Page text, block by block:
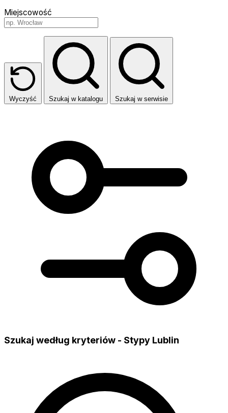
Miejscowość
Wyczyść Szukaj w katalogu Szukaj w serwisie
Szukaj według kryteriów - Stypy Lublin